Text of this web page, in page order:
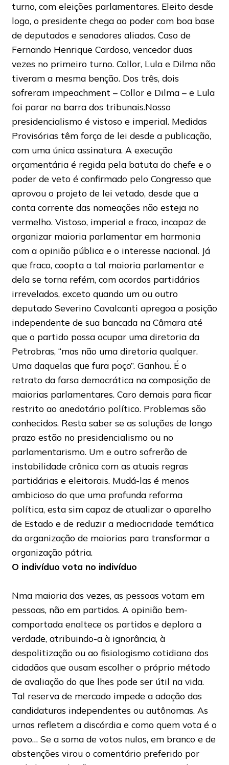
turno, com eleições parlamentares. Eleito desde
logo, o presidente chega ao poder com boa base
de deputados e senadores aliados. Caso de
Fernando Henrique Cardoso, vencedor duas
vezes no primeiro turno. Collor, Lula e Dilma não
tiveram a mesma benção. Dos três, dois
sofreram impeachment – Collor e Dilma – e Lula
foi parar na barra dos tribunais.Nosso
presidencialismo é vistoso e imperial. Medidas
Provisórias têm força de lei desde a publicação,
com uma única assinatura. A execução
orçamentária é regida pela batuta do chefe e o
poder de veto é confirmado pelo Congresso que
aprovou o projeto de lei vetado, desde que a
conta corrente das nomeações não esteja no
vermelho. Vistoso, imperial e fraco, incapaz de
organizar maioria parlamentar em harmonia
com a opinião pública e o interesse nacional. Já
que fraco, coopta a tal maioria parlamentar e
dela se torna refém, com acordos partidários
irrevelados, exceto quando um ou outro
deputado Severino Cavalcanti apregoa a posição
independente de sua bancada na Câmara até
que o partido possa ocupar uma diretoria da
Petrobras, “mas não uma diretoria qualquer.
Uma daquelas que fura poço”. Ganhou. É o
retrato da farsa democrática na composição de
maiorias parlamentares. Caro demais para ficar
restrito ao anedotário político. Problemas são
conhecidos. Resta saber se as soluções de longo
prazo estão no presidencialismo ou no
parlamentarismo. Um e outro sofrerão de
instabilidade crônica com as atuais regras
partidárias e eleitorais. Mudá-las é menos
ambicioso do que uma profunda reforma
política, esta sim capaz de atualizar o aparelho
de Estado e de reduzir a mediocridade temática
da organização de maiorias para transformar a
organização pátria.
O indivíduo vota no indivíduo
Nma maioria das vezes, as pessoas votam em
pessoas, não em partidos. A opinião bem-
comportada enaltece os partidos e deplora a
verdade, atribuindo-a à ignorância, à
despolitização ou ao fisiologismo cotidiano dos
cidadãos que ousam escolher o próprio método
de avaliação do que lhes pode ser útil na vida.
Tal reserva de mercado impede a adoção das
candidaturas independentes ou autônomas. As
urnas refletem a discórdia e como quem vota é o
povo… Se a soma de votos nulos, em branco e de
abstenções virou o comentário preferido por